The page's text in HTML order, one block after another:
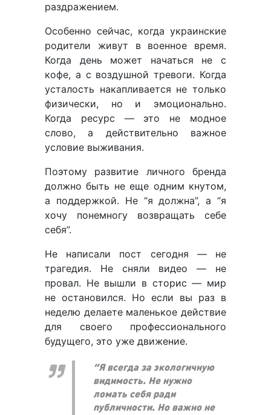
раздражением.
Особенно сейчас, когда украинские
родители живут в военное время.
Когда день может начаться не с
кофе, а с воздушной тревоги. Когда
усталость накапливается не только
физически, но и эмоционально.
Когда ресурс — это не модное
слово, а действительно важное
условие выживания.
Поэтому развитие личного бренда
должно быть не еще одним кнутом,
а поддержкой. Не “я должна”, а “я
хочу понемногу возвращать себе
себя”.
Не написали пост сегодня — не
трагедия. Не сняли видео — не
провал. Не вышли в сторис — мир
не остановился. Но если вы раз в
неделю делаете маленькое действие
для своего профессионального
будущего, это уже движение.
“Я всегда за экологичную
видимость. Не нужно
ломать себя ради
публичности. Но важно не